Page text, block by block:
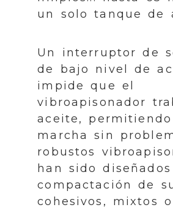
un solo tanque de
Un interruptor de
de bajo nivel de
impide que el
vibroapisonador
aceite,
marcha sin
robustos
han sido
compactación de
cohesivos, mixtos